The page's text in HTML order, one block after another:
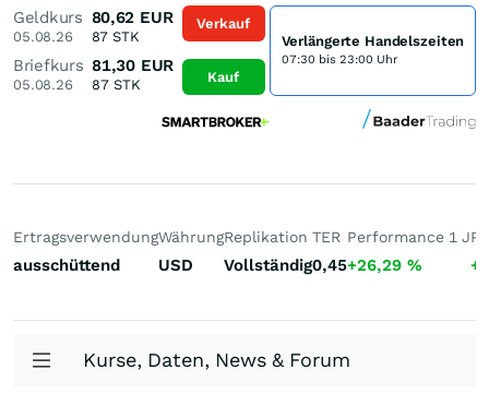
Geldkurs
05.08.26
80,62 EUR
87 STK
Briefkurs
05.08.26
81,30 EUR
87 STK
Verkauf
Kauf
Verlängerte Handelszeiten
07:30 bis 23:00 Uhr
Ertragsverwendung
ausschüttend
Währung
USD
Replikation
Vollständig
TER
0,45
Performance 1 J
+26,29 %
Kurse, Daten, News & Forum